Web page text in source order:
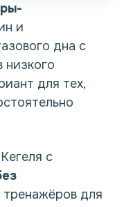
и
дна с
для тех,
с
тренажёров для